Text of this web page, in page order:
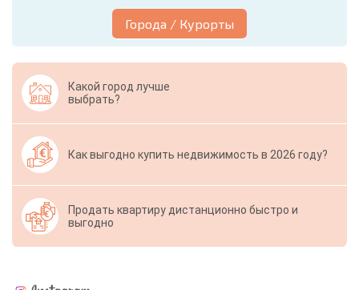
Города / Курорты
Какой город лучше
выбрать?
Как выгодно купить недвижимость в 2026 году?
Продать квартиру дистанционно быстро и
выгодно